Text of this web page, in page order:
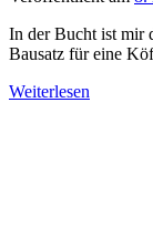
In der Bucht ist mir
Bausatz für eine
Weiterlesen